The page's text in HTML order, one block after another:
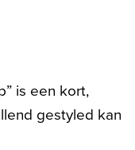
is een kort,
gestyled kan